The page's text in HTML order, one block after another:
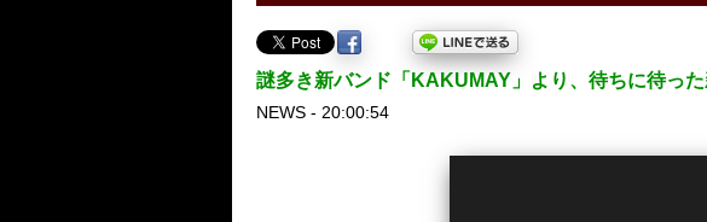
謎多き新バンド「KAKUMAY」より、待ちに待っ
NEWS - 20:00:54